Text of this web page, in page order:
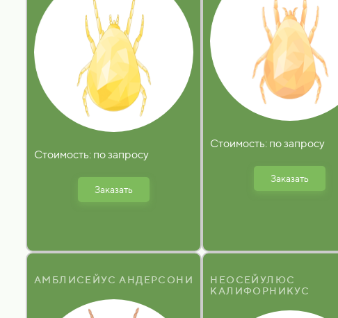
Стоимость: по запросу
Заказать
Стоимость: по запросу
Заказать
АМБЛИСЕЙУС АНДЕРСОНИ
НЕОСЕЙУЛЮС
КАЛИФОРНИКУС